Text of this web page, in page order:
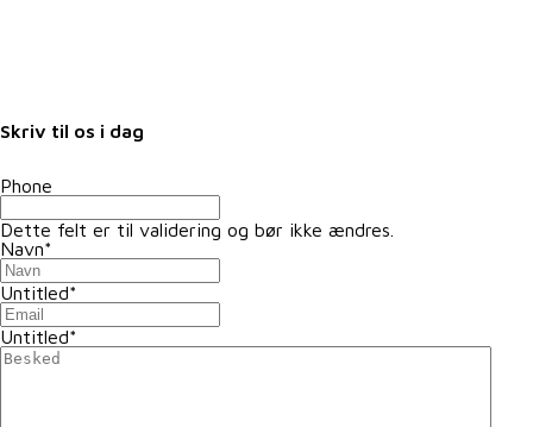
Skriv til os i dag
Phone
Dette felt er til validering og bør ikke ændres.
Navn*
Untitled*
Untitled*